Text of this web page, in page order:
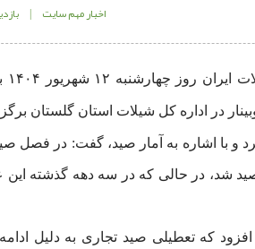
اخبار مهم سایت | بازدید:
در اداره کل شیلات استان گلستان
که تعطیلی صید تجاری به دلیل